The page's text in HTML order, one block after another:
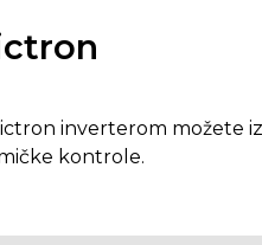
inverterom možete
kontrole.